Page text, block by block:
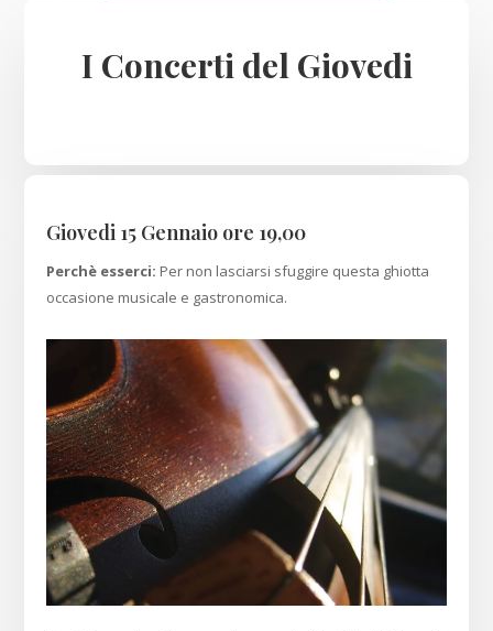
I Concerti del Giovedi
Giovedi 15 Gennaio ore 19,00
Perchè esserci: Per non lasciarsi sfuggire questa ghiotta
occasione musicale e gastronomica.